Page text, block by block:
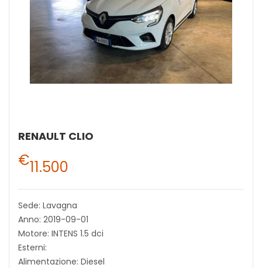
RENAULT CLIO
€11.500
Sede: Lavagna
Anno: 2019-09-01
Motore: INTENS 1.5 dci
Esterni:
Alimentazione: Diesel